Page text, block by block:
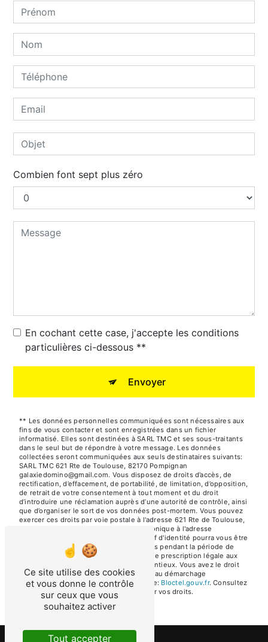
Combien font sept plus zéro
En cochant cette case, j'accepte les conditions
particulières ci-dessous **
Envoyer
** Les données personnelles communiquées sont nécessaires aux
fins de vous contacter et sont enregistrées dans un fichier
informatisé. Elles sont destinées à SARL TMC et ses sous-traitants
dans le seul but de répondre à votre message. Les données
collectées seront communiquées aux seuls destinataires suivants:
SARL TMC 621 Rte de Toulouse, 82170 Pompignan
galaxiedomino@gmail.com. Vous disposez de droits d’accès, de
rectification, d’effacement, de portabilité, de limitation, d’opposition,
de retrait de votre consentement à tout moment et du droit
d’introduire une réclamation auprès d’une autorité de contrôle, ainsi
que d’organiser le sort de vos données post-mortem. Vous pouvez
exercer ces droits par voie postale à l'adresse 621 Rte de Toulouse,
82170 Pompignan ou par courrier électronique à l'adresse
galaxiedomino@gmail.com. Un justificatif d'identité pourra vous être
demandé. Nous conservons vos données pendant la période de
prise de contact puis pendant la durée de prescription légale aux
fins probatoires et de gestion des contentieux. Vous avez le droit
de vous inscrire sur la liste d'opposition au démarchage
téléphonique, disponible à cette adresse:
Bloctel.gouv.fr. Consultez
le site cnil.fr pour plus d’informations sur vos droits.
Ce site utilise des cookies
et vous donne le contrôle
sur ceux que vous
souhaitez activer
Tout accepter